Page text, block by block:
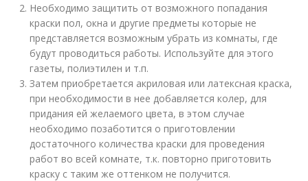
Необходимо защитить от возможного попадания
краски пол, окна и другие предметы которые не
представляется возможным убрать из комнаты, где
будут проводиться работы. Используйте для этого
газеты, полиэтилен и т.п.
Затем приобретается акриловая или латексная краска,
при необходимости в нее добавляется колер, для
придания ей желаемого цвета, в этом случае
необходимо позаботится о приготовлении
достаточного количества краски для проведения
работ во всей комнате, т.к. повторно приготовить
краску с таким же оттенком не получится.